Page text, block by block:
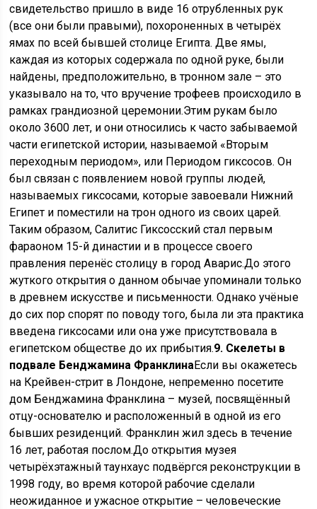
свидетельство пришло в виде 16 отрубленных рук
(все они были правыми), похороненных в четырёх
ямах по всей бывшей столице Египта. Две ямы,
каждая из которых содержала по одной руке, были
найдены, предположительно, в тронном зале – это
указывало на то, что вручение трофеев происходило в
рамках грандиозной церемонии.Этим рукам было
около 3600 лет, и они относились к часто забываемой
части египетской истории, называемой «Вторым
переходным периодом», или Периодом гиксосов. Он
был связан с появлением новой группы людей,
называемых гиксосами, которые завоевали Нижний
Египет и поместили на трон одного из своих царей.
Таким образом, Салитис Гиксосский стал первым
фараоном 15-й династии и в процессе своего
правления перенёс столицу в город Аварис.До этого
жуткого открытия о данном обычае упоминали только
в древнем искусстве и письменности. Однако учёные
до сих пор спорят по поводу того, была ли эта практика
введена гиксосами или она уже присутствовала в
египетском обществе до их прибытия.9. Скелеты в
подвале Бенджамина ФранклинаЕсли вы окажетесь
на Крейвен-стрит в Лондоне, непременно посетите
дом Бенджамина Франклина – музей, посвящённый
отцу-основателю и расположенный в одной из его
бывших резиденций. Франклин жил здесь в течение
16 лет, работая послом.До открытия музея
четырёхэтажный таунхаус подвёргся реконструкции в
1998 году, во время которой рабочие сделали
неожиданное и ужасное открытие – человеческие